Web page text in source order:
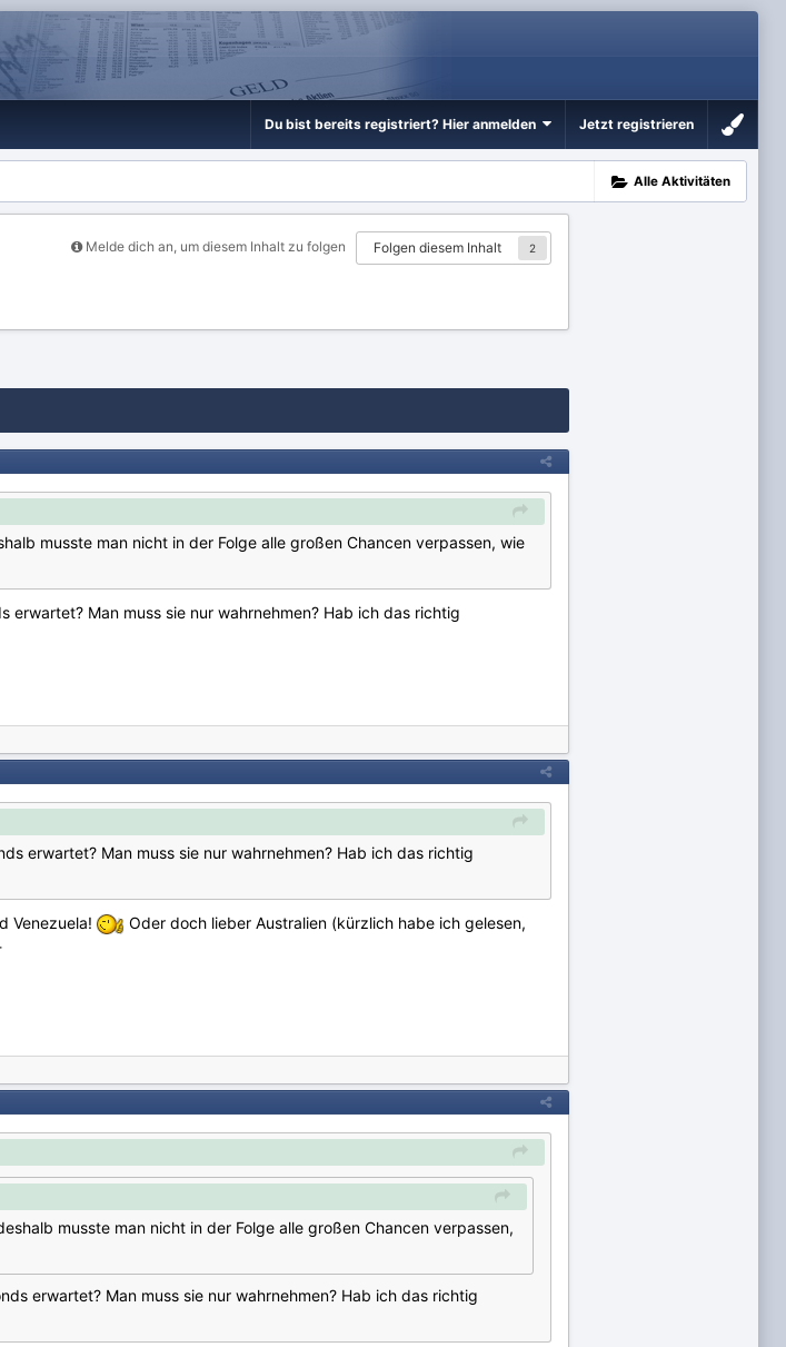
Du bist bereits registriert? Hier anmelden Jetzt registrieren
Alle Aktivitäten
Melde dich an, um diesem Inhalt zu folgen Folgen diesem Inhalt 2
musste man nicht in der Folge alle großen Chancen verpassen, wie
Man muss sie nur wahrnehmen? Hab ich das richtig
erwartet? Man muss sie nur wahrnehmen? Hab ich das richtig
Venezuela!
Oder doch lieber Australien (kürzlich habe ich gelesen,
musste man nicht in der Folge alle großen Chancen verpassen,
erwartet? Man muss sie nur wahrnehmen? Hab ich das richtig